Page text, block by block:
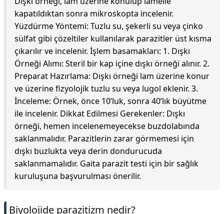
kapatıldıktan sonra mikroskopta incelenir.
Yüzdürme Yöntemi: Tuzlu su, şekerli su veya çinko
sülfat gibi çözeltiler kullanılarak parazitler üst kısma
çıkarılır ve incelenir. İşlem basamakları: 1. Dışkı
Örneği Alımı: Steril bir kap içine dışkı örneği alınır. 2.
Preparat Hazırlama: Dışkı örneği lam üzerine konur
ve üzerine fizyolojik tuzlu su veya lugol eklenir. 3.
İnceleme: Örnek, önce 10’luk, sonra 40’lık büyütme
ile incelenir. Dikkat Edilmesi Gerekenler: Dışkı
örneği, hemen incelenemeyecekse buzdolabında
saklanmalıdır. Parazitlerin zarar görmemesi için
dışkı buzlukta veya derin dondurucuda
saklanmamalıdır. Gaita parazit testi için bir sağlık
kuruluşuna başvurulması önerilir.
Biyolojide parazitizm nedir?